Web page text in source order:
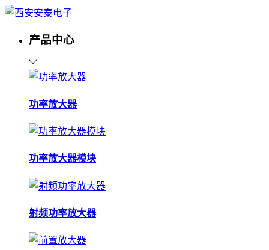
产品中心
功率放大器
功率放大器模块
射频功率放大器